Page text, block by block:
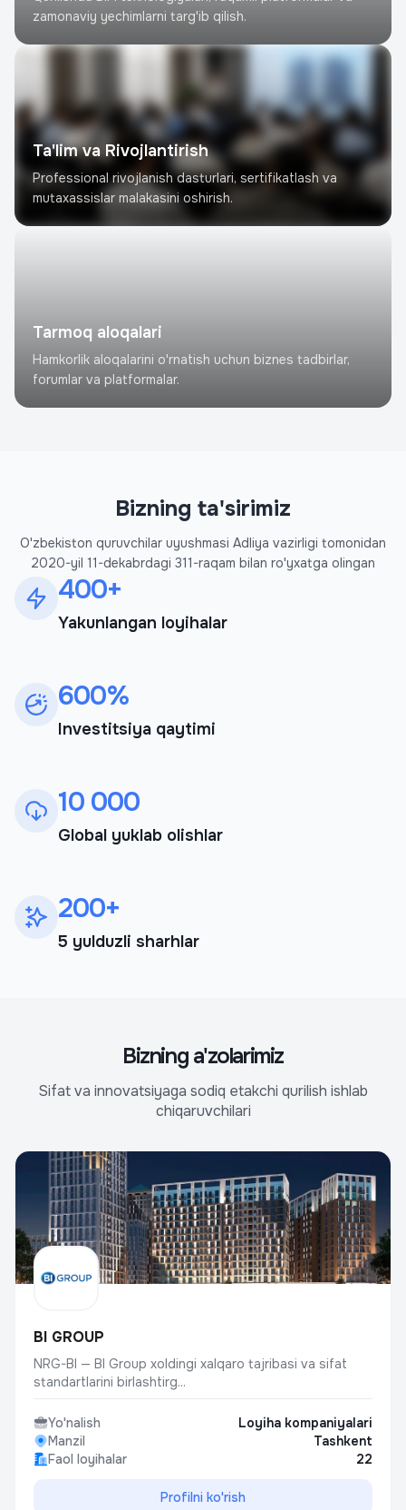
zamonaviy yechimlarni targ'ib qilish.
Ta'lim va Rivojlantirish
Professional rivojlanish dasturlari, sertifikatlash va
mutaxassislar malakasini oshirish.
Tarmoq aloqalari
Hamkorlik aloqalarini o'rnatish uchun biznes tadbirlar,
forumlar va platformalar.
Bizning ta'sirimiz
O'zbekiston quruvchilar uyushmasi Adliya vazirligi tomonidan
2020-yil 11-dekabrdagi 311-raqam bilan ro'yxatga olingan
400+
Yakunlangan loyihalar
600%
Investitsiya qaytimi
10 000
Global yuklab olishlar
200+
5 yulduzli sharhlar
Bizning a'zolarimiz
Sifat va innovatsiyaga sodiq etakchi qurilish ishlab
chiqaruvchilari
BI GROUP
NRG-BI — BI Group xoldingi xalqaro tajribasi va sifat
standartlarini birlashtirg...
Yo'nalish
Loyiha kompaniyalari
Manzil
Tashkent
Faol loyihalar
22
Profilni ko'rish